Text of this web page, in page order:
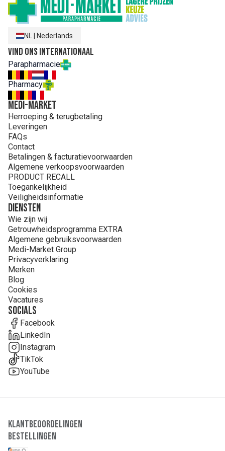
NL Nederlands
Vind ons internationaal
Parapharmacie
Pharmacy
MEDI-MARKET
Herroeping & terugbetaling
Leveringen
FAQs
Contact
Betalingen & facturatievoorwaarden
Algemene verkoopsvoorwaarden
PRODUCT RECALL
Toegankelijkheid
Veiligheidsinformatie
Diensten
Wie zijn wij
Getrouwheidsprogramma EXTRA
Algemene gebruiksvoorwaarden
Medi-Market Group
Privacyverklaring
Merken
Blog
Cookies
Vacatures
Socials
Facebook
LinkedIn
Instagram
TikTok
YouTube
Klantbeoordelingen
Bestellingen